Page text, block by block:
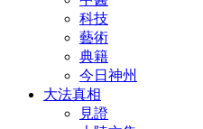
科技
藝術
典籍
今日神州
大法真相
見證